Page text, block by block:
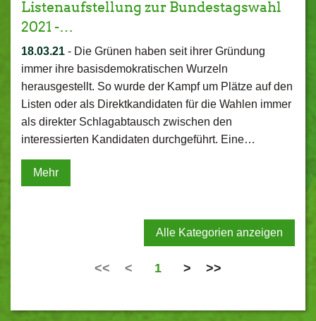
Listenaufstellung zur Bundestagswahl
2021 -…
18.03.21 - Die Grünen haben seit ihrer Gründung
immer ihre basisdemokratischen Wurzeln
herausgestellt. So wurde der Kampf um Plätze auf den
Listen oder als Direktkandidaten für die Wahlen immer
als direkter Schlagabtausch zwischen den
interessierten Kandidaten durchgeführt. Eine…
Mehr
Alle Kategorien anzeigen
<< < 1 > >>